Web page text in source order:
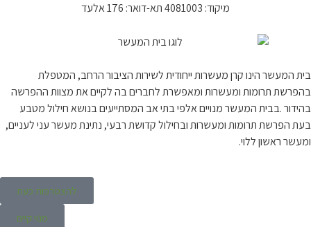
מיקוד: 4081003 תא-דואר: 176 אלעד
בית המעשר הינו קרן מעשרות ייחודית לשירות הציבור הרחב, המטפלת
בהפרשת תרומות ומעשרות ומאפשרת לחברים בה לקיים את מצוות ההפרשה
בהידור .בבית המעשר מנויים אלפי בתי אב המסתייעים בנושא חילול מטבע
בעת הפרשת תרומות ומעשרות ובחילול קדושת רבעי, נתינת מעשר עני לעניים,
ומעשר ראשון ללוי.
להצטרפות כעת
מנוי קיים